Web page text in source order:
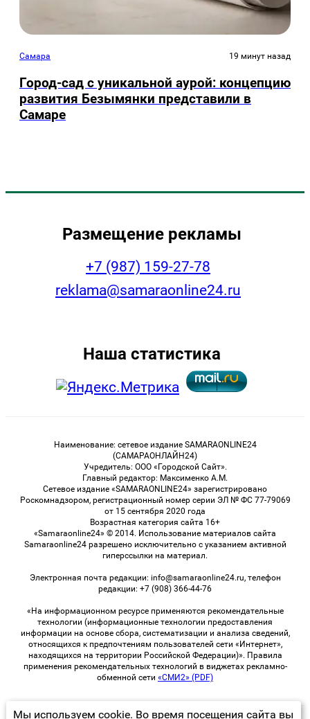
Самара 19 минут назад
Город-сад с уникальной аурой: концепцию
развития Безымянки представили в
Самаре
Размещение рекламы
+7 (987) 159-27-78
reklama@samaraonline24.ru
Наша статистика
Наименование: сетевое издание SAMARAONLINE24
(САМАРАОНЛАЙН24)
Учредитель: ООО «Городской Сайт».
Главный редактор: Максименко А.М.
Сетевое издание «SAMARAONLINE24» зарегистрировано
Роскомнадзором, регистрационный номер серии ЭЛ № ФС 77-79069
от 15 сентября 2020 года
Возрастная категория сайта 16+
«Samaraonline24» © 2014. Использование материалов сайта
Samaraonline24 разрешено исключительно с указанием активной
гиперссылки на материал.
Электронная почта редакции: info@samaraonline24.ru, телефон
редакции: +7 (908) 366-44-76
«На информационном ресурсе применяются рекомендательные
технологии (информационные технологии предоставления
информации на основе сбора, систематизации и анализа сведений,
относящихся к предпочтениям пользователей сети «Интернет»,
находящихся на территории Российской Федерации)». Правила
применения рекомендательных технологий в виджетах рекламно-
обменной сети «СМИ2» (PDF)
Мы используем cookie. Во время посещения сайта вы